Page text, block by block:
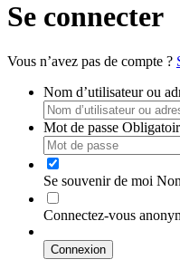
Se connecter
Vous n’avez pas de compte ?
Nom d’utilisateur ou
Mot de passe
Se souvenir de moi
Connectez-vous
Connexion